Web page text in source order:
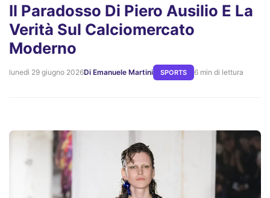
Il Paradosso Di Piero Ausilio E La
Verità Sul Calciomercato
Moderno
lunedì 29 giugno 2026Di Emanuele Martini SPORTS 6 min di lettura